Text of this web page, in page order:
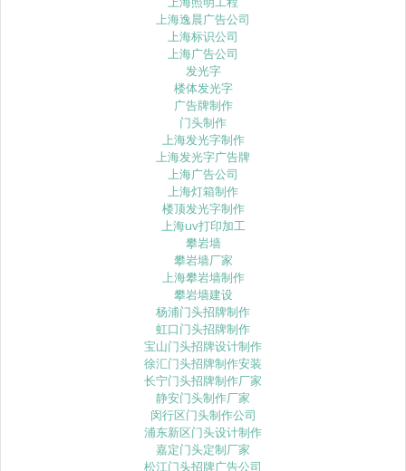
上海逸晨广告公司
上海标识公司
上海广告公司
发光字
楼体发光字
广告牌制作
门头制作
上海发光字制作
上海发光字广告牌
上海广告公司
上海灯箱制作
楼顶发光字制作
上海uv打印加工
攀岩墙
攀岩墙厂家
上海攀岩墙制作
攀岩墙建设
杨浦门头招牌制作
虹口门头招牌制作
宝山门头招牌设计制作
徐汇门头招牌制作安装
长宁门头招牌制作厂家
静安门头制作厂家
闵行区门头制作公司
浦东新区门头设计制作
嘉定门头定制厂家
松江门头招牌广告公司